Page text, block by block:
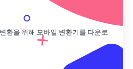
환을 위해 모바일 변환기를 다운로